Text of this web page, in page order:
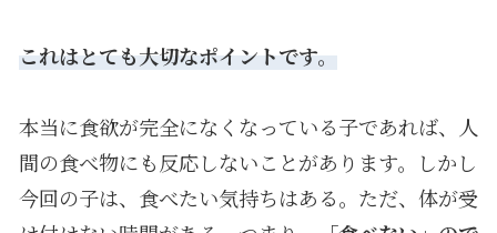
これはとても大切なポイントです。
本当に食欲が完全になくなっている子であれば、人
間の食べ物にも反応しないことがあります。しかし
今回の子は、食べたい気持ちはある。ただ、体が受